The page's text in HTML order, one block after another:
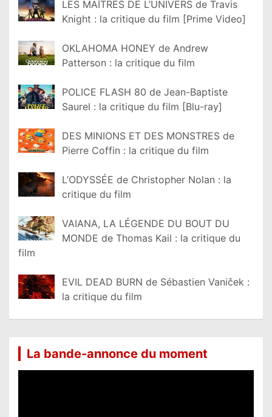
LES MAÎTRES DE L’UNIVERS de Travis
Knight : la critique du film [Prime Video]
OKLAHOMA HONEY de Andrew
Patterson : la critique du film
POLICE FLASH 80 de Jean-Baptiste
Saurel : la critique du film [Blu-ray]
DES MINIONS ET DES MONSTRES de
Pierre Coffin : la critique du film
L’ODYSSÉE de Christopher Nolan : la
critique du film
VAIANA, LA LÉGENDE DU BOUT DU
MONDE de Thomas Kail : la critique du
film
EVIL DEAD BURN de Sébastien Vaniček :
la critique du film
La bande-annonce du moment